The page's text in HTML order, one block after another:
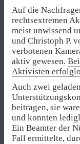
Auf die
rechtsextremen
meist unwissend
und Christoph P.
verbotenen
aktiv gewesen.
Aktivisten
Auch zwei
beitragen, sie
und konnten
Ein Beamter der
Fall ermittelte,